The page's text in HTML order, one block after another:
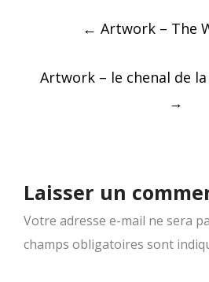
← Artwork – The
Artwork – le chenal de
→
Laisser un
Votre adresse e-mail ne sera
champs obligatoires sont